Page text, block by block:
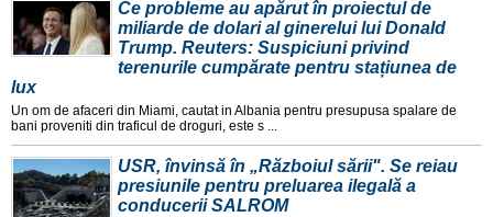
Ce probleme au apărut în proiectul de
miliarde de dolari al ginerelui lui Donald
Trump. Reuters: Suspiciuni privind
terenurile cumpărate pentru stațiunea de
lux
Un om de afaceri din Miami, cautat in Albania pentru presupusa spalare de
bani proveniti din traficul de droguri, este s ...
USR, învinsă în „Războiul sării". Se reiau
presiunile pentru preluarea ilegală a
conducerii SALROM